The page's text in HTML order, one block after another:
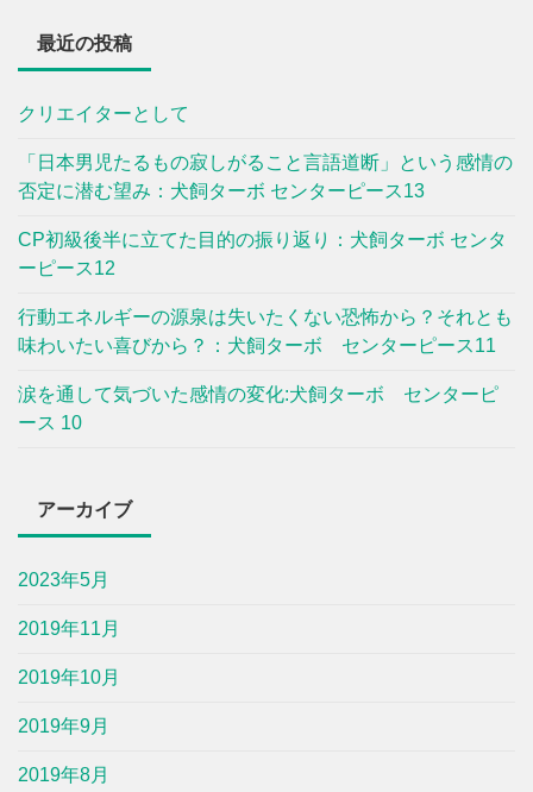
最近の投稿
クリエイターとして
「日本男児たるもの寂しがること言語道断」という感情の
否定に潜む望み：犬飼ターボ センターピース13
CP初級後半に立てた目的の振り返り：犬飼ターボ センタ
ーピース12
行動エネルギーの源泉は失いたくない恐怖から？それとも
味わいたい喜びから？：犬飼ターボ センターピース11
涙を通して気づいた感情の変化:犬飼ターボ センターピ
ース 10
アーカイブ
2023年5月
2019年11月
2019年10月
2019年9月
2019年8月